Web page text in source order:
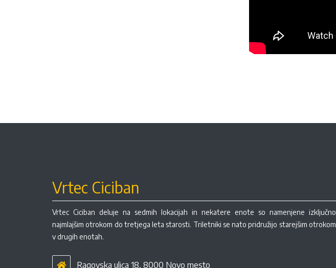
Vrtec Ciciban
Vrtec Ciciban deluje na sedmih lokacijah in nekatere enote so namenjene izključno
najmlajšim otrokom do tretjega leta starosti. Triletniki se nato pridružijo starejšim otrokom
v drugih enotah.
Ragovska ulica 18, 8000 Novo mesto